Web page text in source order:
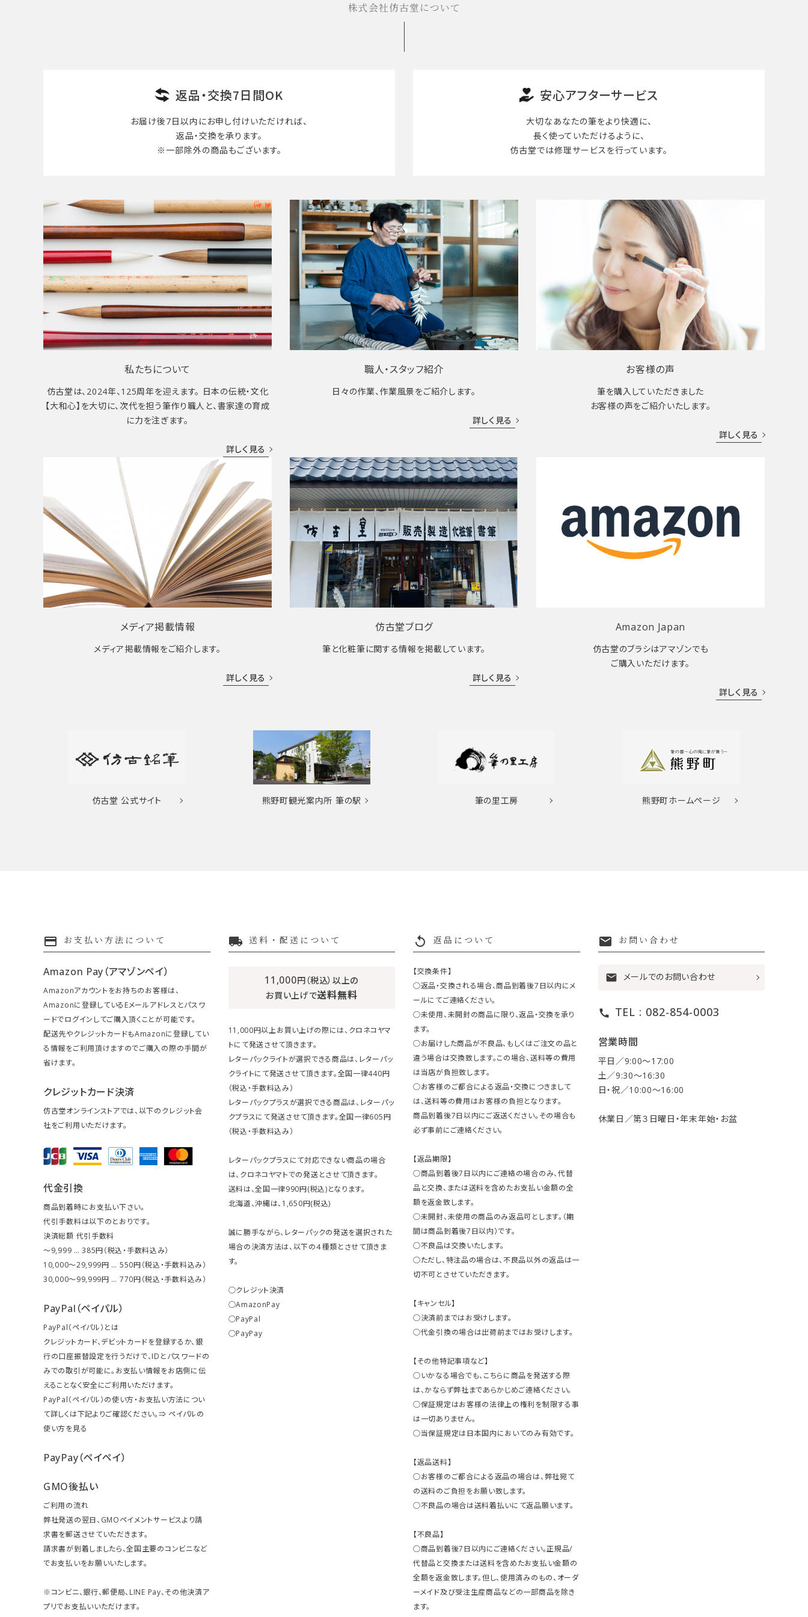
株式会社仿古堂について
返品・交換7日間OK
お届け後7日以内にお申し付けいただければ、
返品・交換を承ります。
※一部除外の商品もございます。
安心アフターサービス
大切なあなたの筆をより快適に、
長く使って いただけるように、
仿古堂では修理サービスを行っています。
私たちについて
仿古堂は、2024年、125周年を迎えます。 日本の伝統・文化
【大和心】を大切に、次代を担う筆作り職人と、書家達の育成
に力を注ぎます。
詳しく見る
職人・スタッフ紹介
日々の作業、作業風景をご紹介します。
詳しく見る
お客様の声
筆を購入していただきました
お客様の声をご紹介いたします。
詳しく見る
メディア掲載情報
メディア掲載情報をご紹介します。
詳しく見る
仿古堂ブログ
筆と化粧筆に関する情報を掲載しています。
詳しく見る
Amazon Japan
仿古堂のブラシはアマゾンでも
ご購入いただけます。
詳しく見る
仿古堂 公式サイト 熊野町観光案内所 筆の駅 筆の里工房 熊野町ホームページ
payment お支払い方法について
Amazon Pay（アマゾンペイ）
Amazonアカウントをお持ちのお客様は、
Amazonに登録しているEメールアドレスとパスワ
ードでログインしてご購入頂くことが可能です。
配送先やクレジットカードもAmazonに登録してい
る情報をご利用頂けますのでご購入の際の手間が
省けます。
クレジットカード決済
仿古堂オンラインストアでは、以下のクレジット会
社をご利用いただけます。
代金引換
商品到着時にお支払い下さい。
代引手数料は以下のとおりです。
決済総額 代引手数料
～9,999 … 385円（税込・手数料込み）
10,000～29,999円 … 550円（税込・手数料込み）
30,000～99,999円 … 770円（税込・手数料込み）
PayPal（ペイパル）
PayPal（ペイパル）とは
クレジットカード、デビットカードを登録するか、銀
行の口座振替設定を行うだけで、IDとパスワードの
みでの取引が可能に。お支払い情報をお店側に伝
えることなく安全にご利用いただけます。
PayPal（ペイパル）の使い方・お支払い方法につい
て詳しくは下記よりご確認ください。⇒ ペイパルの
使い方を見る
PayPay（ペイペイ）
GMO後払い
ご利用の流れ
弊社発送の翌日、GMOペイメントサービスより請
求書を郵送させていただきます。
請求書が到着しましたら、全国主要のコンビニなど
でお支払いをお願いいたします。
※コンビニ、銀行、郵便局、LINE Pay、その他決済ア
プリでお支払いいただけます。
local_shipping 送料・配送について
11,000円（税込）以上の
お買い上げで送料無料
11,000円以上お買い上げの際には、クロネコヤマ
トにて発送させて頂きます。
レターパックライトが選択できる商品は、レターパッ
クライトにて発送させて頂きます。全国一律440円
（税込・手数料込み）
レターパックプラスが選択できる商品は、レターパッ
クプラスにて発送させて頂きます。全国一律605円
（税込・手数料込み）
レターパックプラスにて対応できない商品の場合
は、クロネコヤマトでの発送とさせて頂きます。
送料は、全国一律990円(税込)となります。
北海道、沖縄は、1,650円(税込)
誠に勝手ながら、レターパックの発送を選択された
場合の決済方法は、以下の４種類とさせて頂きま
す。
○クレジット決済
○AmazonPay
○PayPal
○PayPay
replay 返品について
【交換条件】
○返品・交換される場合、商品到着後7日以内にメ
ールにてご連絡ください。
○未使用、未開封の商品に限り、返品・交換を承り
ます。
○お届けした商品が不良品、もしくはご注文の品と
違う場合は交換致します。この場合、送料等の費用
は当店が負担致します。
○お客様のご都合による返品・交換につきまして
は、送料等の費用はお客様の負担となります。
商品到着後7日以内にご返送ください。その場合も
必ず事前にご連絡ください。
【返品期限】
○商品到着後7日以内にご連絡の場合のみ、代替
品と交換、または送料を含めたお支払い金額の全
額を返金致します。
○未開封、未使用の商品のみ返品可とします。（期
間は商品到着後7日以内）です。
○不良品は交換いたします。
○ただし、特注品の場合は、不良品以外の返品は一
切不可とさせていただきます。
【キャンセル】
○決済前まではお受けします。
○代金引換の場合は出荷前まではお受けします。
【その他特記事項など】
○いかなる場合でも、こちらに商品を発送する際
は、かならず弊社まであらかじめご連絡ください。
○保証規定はお客様の法律上の権利を制限する事
は一切ありません。
○当保証規定は日本国内においてのみ有効です。
【返品送料】
○お客様のご都合による返品の場合は、弊社宛て
の送料のご負担をお願い致します。
○不良品の場合は送料着払いにて返品願います。
【不良品】
○商品到着後7日以内にご連絡ください。正規品/
代替品と交換または送料を含めたお支払い金額の
全額を返金致します。但し、使用済みのもの、オーダ
ーメイド及び受注生産商品などの一部商品を除き
ます。
mail お問い合わせ
mail メールでのお問い合わせ
call TEL : 082-854-0003
営業時間
平日／9:00〜17:00
土／9:30〜16:30
日・祝／10:00〜16:00
休業日／第３日曜日・年末年始・お盆